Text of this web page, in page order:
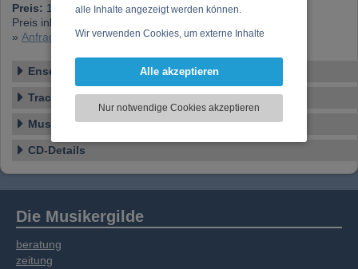
alle Inhalte angezeigt werden können.
Wir verwenden Cookies, um externe Inhalte
Funktionen für soziale Medien anbieten zu
zu analysieren. Dabei werden ggf.
Informationen zu Ihrer Verwendung unserer
soziale Medien, Werbung und Analysen
Informationen möglicherweise mit weiteren
Daten zusammen, die Sie bereitgestellt haben
oder die sie im Rahmen Ihrer Nutzung der
Dienste gesammelt haben.
Alle akzeptieren
Nur notwendige Cookies akzeptieren
Preis: 19,00 €
Preis inkl. 20% USt., exkl. Versandspesen (Postgebühren)
»Anfrage zu dieser CD
Ensemble
Tracklist
Musikstile
CD-Details
Die Musikergilde
beratung
zeitung